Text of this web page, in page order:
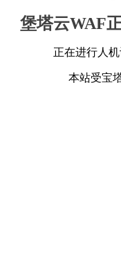
堡塔云WAF
正在进行人
本站受宝